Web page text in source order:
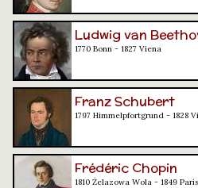
Ludwig van
1770 Bonn - 1827 Viena
Franz Schubert
1797 Himmelpfortgrund - 1828
Frédéric Chopin
1810 Żelazowa Wola - 1849 París